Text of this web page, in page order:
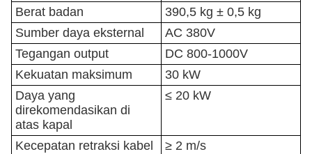
Berat badan
390,5 kg ± 0,5 kg
Sumber daya eksternal
AC 380V
Tegangan output
DC 800-1000V
Kekuatan maksimum
30 kW
Daya yang
direkomendasikan di
atas kapal
≤ 20 kW
Kecepatan retraksi kabel
≥ 2 m/s